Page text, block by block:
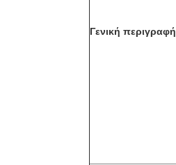
Γενική περιγραφή